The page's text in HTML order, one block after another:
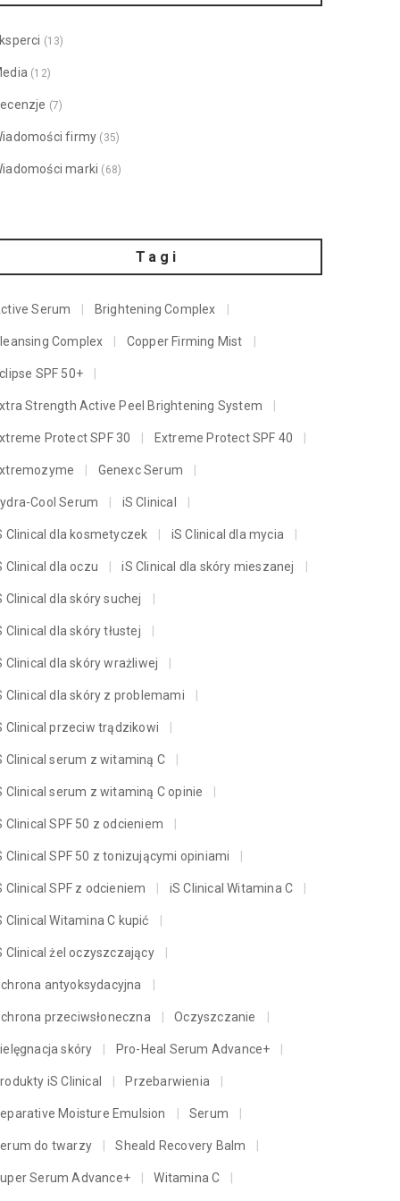
(13)
(12)
(7)
firmy (35)
marki (68)
Tagi
Serum Brightening Complex
Complex Copper Firming Mist
SPF 50+
Strength Active Peel Brightening System
Protect SPF 30 Extreme Protect SPF 40
Genexc Serum
Cool Serum iS Clinical
Clinical dla kosmetyczek iS Clinical dla mycia
Clinical dla oczu iS Clinical dla skóry mieszanej
Clinical dla skóry suchej
Clinical dla skóry tłustej
Clinical dla skóry wrażliwej
Clinical dla skóry z problemami
Clinical przeciw trądzikowi
Clinical serum z witaminą C
Clinical serum z witaminą C opinie
Clinical SPF 50 z odcieniem
Clinical SPF 50 z tonizującymi opiniami
Clinical SPF z odcieniem iS Clinical Witamina C
Clinical Witamina C kupić
Clinical żel oczyszczający
antyoksydacyjna
przeciwsłoneczna Oczyszczanie
skóry Pro-Heal Serum Advance+
iS Clinical Przebarwienia
Moisture Emulsion Serum
do twarzy Sheald Recovery Balm
Serum Advance+ Witamina C